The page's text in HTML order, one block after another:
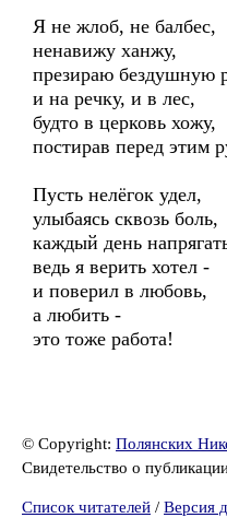
Я не жлоб, не балбес,
ненавижу ханжу,
презираю бездушную
и на речку, и в лес,
будто в церковь хожу,
постирав перед этим
Пусть нелёгок удел,
улыбаясь сквозь боль,
каждый день
ведь я верить хотел -
и поверил в любовь,
а любить -
это тоже работа!
© Copyright: Полянских
Свидетельство о
Список читателей / Версия